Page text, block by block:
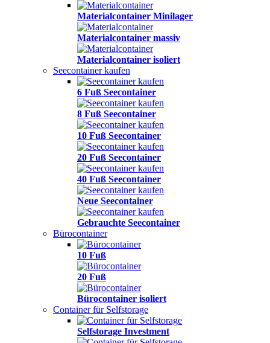
Materialcontainer Minilager
Materialcontainer massiv
Materialcontainer isoliert
Seecontainer kaufen
6 Fuß Seecontainer
8 Fuß Seecontainer
10 Fuß Seecontainer
20 Fuß Seecontainer
40 Fuß Seecontainer
Neue Seecontainer
Gebrauchte Seecontainer
Bürocontainer
10 Fuß
20 Fuß
Bürocontainer isoliert
Container für Selfstorage
Selfstorage Investment